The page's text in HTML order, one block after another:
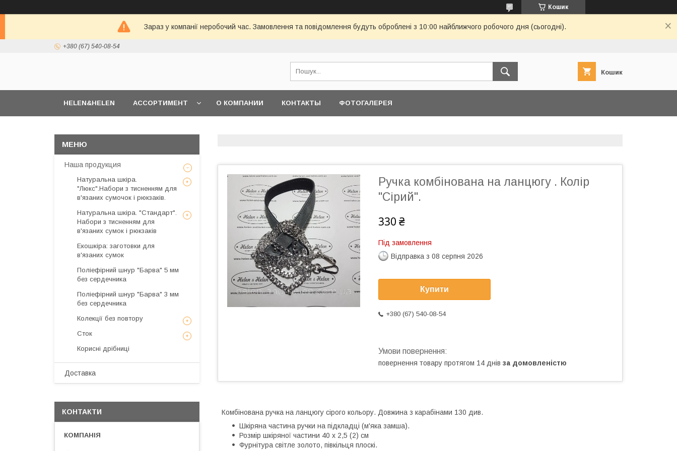
Кошик
Зараз у компанії неробочий час. Замовлення та повідомлення будуть оброблені з 10:00 найближчого робочого дня (сьогодні).
+380 (67) 540-08-54
Кошик
HELEN&HELEN АССОРТИМЕНТ О КОМПАНИИ КОНТАКТЫ ФОТОГАЛЕРЕЯ
Ручка комбінована на ланцюгу . Колір
"Сірий".
330 ₴
Під замовлення
Відправка з 08 серпня 2026
Купити
+380 (67) 540-08-54
повернення товару протягом 14 днів за домовленістю
Комбінована ручка на ланцюгу сірого кольору. Довжина з карабінами 130 див.
Шкіряна частина ручки на підкладці (м'яка замша).
Розмір шкіряної частини 40 х 2,5 (2) см
Фурнітура світле золото, півкільця плоскі.
Наша продукция
Натуральна шкіра.
"Люкс".Набори з тисненням для
в'язаних сумочок і рюкзаків.
Натуральна шкіра. "Стандарт".
Набори з тисненням для
в'язаних сумок і рюкзаків
Екошкіра: заготовки для
в'язаних сумок
Поліефірний шнур "Барва" 5 мм
без сердечника
Поліефірний шнур "Барва" 3 мм
без сердечника
Колекції без повтору
Сток
Корисні дрібниці
Доставка
КОНТАКТИ